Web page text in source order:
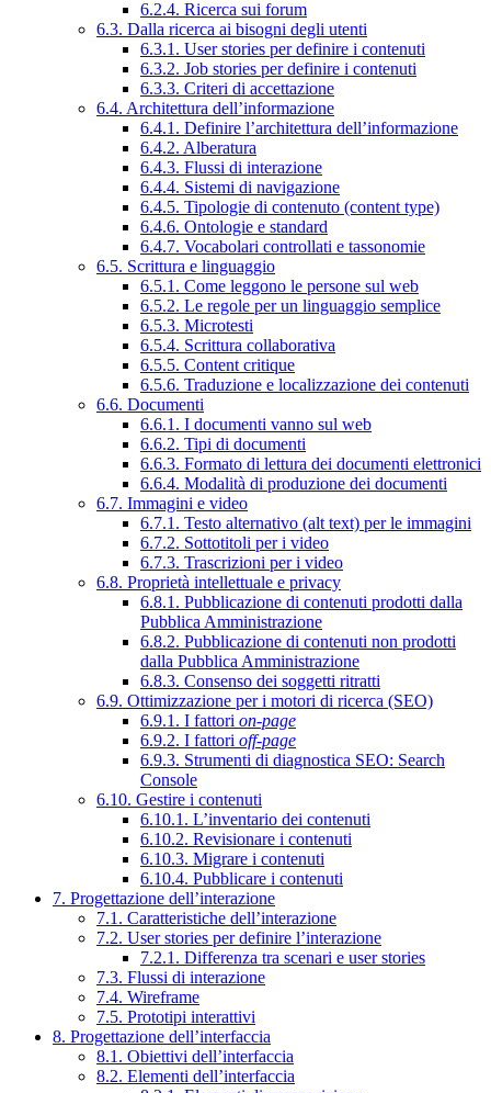
6.2.4. Ricerca sui forum
6.3. Dalla ricerca ai bisogni degli utenti
6.3.1. User stories per definire i contenuti
6.3.2. Job stories per definire i contenuti
6.3.3. Criteri di accettazione
6.4. Architettura dell’informazione
6.4.1. Definire l’architettura dell’informazione
6.4.2. Alberatura
6.4.3. Flussi di interazione
6.4.4. Sistemi di navigazione
6.4.5. Tipologie di contenuto (content type)
6.4.6. Ontologie e standard
6.4.7. Vocabolari controllati e tassonomie
6.5. Scrittura e linguaggio
6.5.1. Come leggono le persone sul web
6.5.2. Le regole per un linguaggio semplice
6.5.3. Microtesti
6.5.4. Scrittura collaborativa
6.5.5. Content critique
6.5.6. Traduzione e localizzazione dei contenuti
6.6. Documenti
6.6.1. I documenti vanno sul web
6.6.2. Tipi di documenti
6.6.3. Formato di lettura dei documenti elettronici
6.6.4. Modalità di produzione dei documenti
6.7. Immagini e video
6.7.1. Testo alternativo (alt text) per le immagini
6.7.2. Sottotitoli per i video
6.7.3. Trascrizioni per i video
6.8. Proprietà intellettuale e privacy
6.8.1. Pubblicazione di contenuti prodotti dalla
Pubblica Amministrazione
6.8.2. Pubblicazione di contenuti non prodotti
dalla Pubblica Amministrazione
6.8.3. Consenso dei soggetti ritratti
6.9. Ottimizzazione per i motori di ricerca (SEO)
6.9.1. I fattori on-page
6.9.2. I fattori off-page
6.9.3. Strumenti di diagnostica SEO: Search
Console
6.10. Gestire i contenuti
6.10.1. L’inventario dei contenuti
6.10.2. Revisionare i contenuti
6.10.3. Migrare i contenuti
6.10.4. Pubblicare i contenuti
7. Progettazione dell’interazione
7.1. Caratteristiche dell’interazione
7.2. User stories per definire l’interazione
7.2.1. Differenza tra scenari e user stories
7.3. Flussi di interazione
7.4. Wireframe
7.5. Prototipi interattivi
8. Progettazione dell’interfaccia
8.1. Obiettivi dell’interfaccia
8.2. Elementi dell’interfaccia